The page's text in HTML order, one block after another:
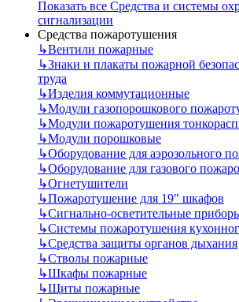
Показать все Средства и системы
сигнализации
Средства пожаротушения
↳Вентили пожарные
↳Знаки и плакаты пожарной
труда
↳Изделия коммутационные
↳Модули газопорошкового
↳Модули пожаротушения
↳Модули порошковые
↳Оборудование для аэрозольного
↳Оборудование для газового
↳Огнетушители
↳Пожаротушение для 19" шкафов
↳Сигнально-осветительные
↳Системы пожаротушения
↳Средства защиты органов дыхания
↳Стволы пожарные
↳Шкафы пожарные
↳Щиты пожарные